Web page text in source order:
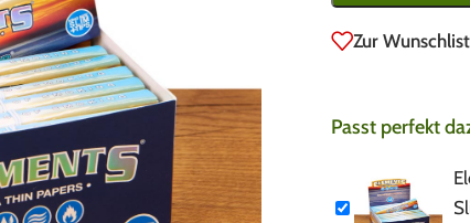
Zur
Passt perfekt